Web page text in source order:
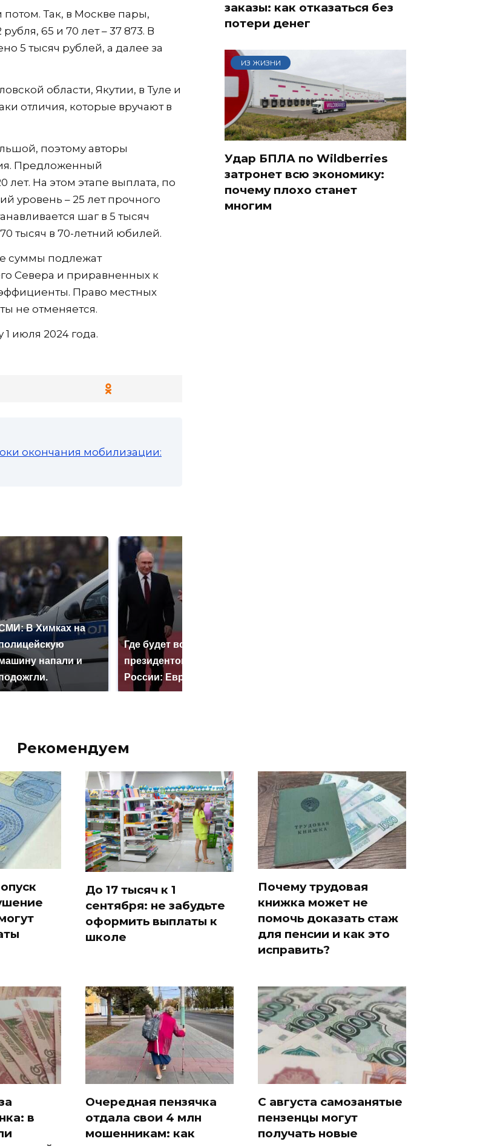
Так, в Москве пары,
65 и 70 лет – 37 873. В
5 тысяч рублей, а далее за
области, Якутии, в Туле и
отличия, которые вручают в
поэтому авторы
Предложенный
На этом этапе выплата, по
уровень – 25 лет прочного
шаг в 5 тысяч
тысяч в 70-летний юбилей.
суммы подлежат
Севера и приравненных к
Право местных
не отменяется.
июля 2024 года.
окончания мобилизации:
В Химках на
напали и
Где будет встреча
президентов США и
России: Европа?
заказы: как отказаться без
потери денег
ИЗ ЖИЗНИ
Удар БПЛА по Wildberries
затронет всю экономику:
почему плохо станет
многим
Рекомендуем
До 17 тысяч к 1
сентября: не забудьте
оформить выплаты к
школе
Почему трудовая
книжка может не
помочь доказать стаж
для пенсии и как это
исправить?
в
Очередная пензячка
отдала свои 4 млн
мошенникам: как
С августа самозанятые
пензенцы могут
получать новые